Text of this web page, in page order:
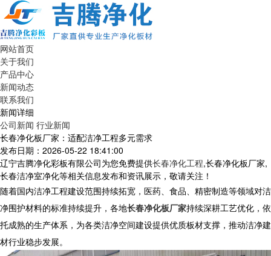
网站首页
关于我们
产品中心
新闻动态
联系我们
新闻详细
公司新闻 行业新闻
长春净化板厂家：适配洁净工程多元需求
发布日期：2026-05-22 18:41:00
辽宁吉腾净化彩板有限公司为您免费提供长春净化工程,长春净化板厂家,
长春洁净室净化等相关信息发布和资讯展示，敬请关注！
随着国内洁净工程建设范围持续拓宽，医药、食品、精密制造等领域对洁
净围护材料的标准持续提升，各地长春净化板厂家持续深耕工艺优化，依
托成熟的生产体系，为各类洁净空间建设提供优质板材支撑，推动洁净建
材行业稳步发展。